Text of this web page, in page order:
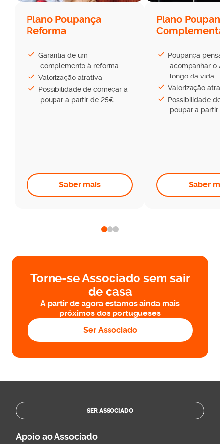
Plano Poupança
Reforma
Garantia de um
complemento à reforma
Valorização atrativa
Possibilidade de começar a
poupar a partir de 25€
Saber mais
Plano
Poupança
acompanhar o
longo da vida
Valorização
Possibilidade
poupar a
Saber
Torne-se Associado sem sair
de casa
A partir de agora estamos ainda mais
próximos dos portugueses
Ser Associado
SER ASSOCIADO
Apoio ao Associado